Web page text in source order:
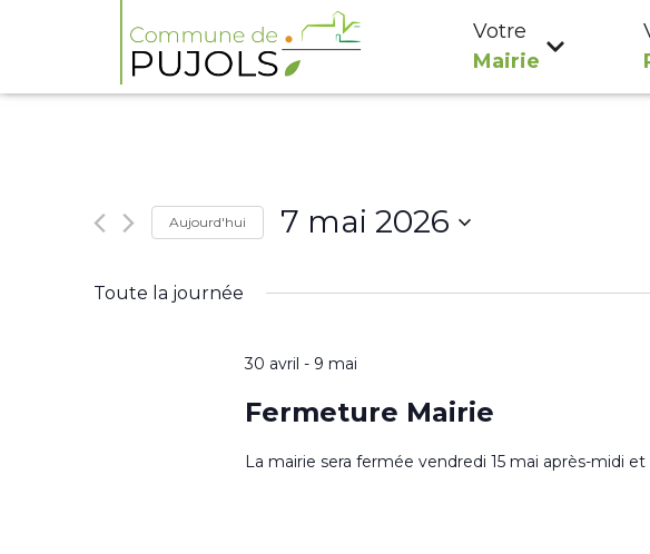
Votre
Mairie
Aujourd'hui 7 mai 2026
une
Toute la journée
30 avril - 9 mai
Fermeture Mairie
La mairie sera fermée vendredi 15 mai après-midi